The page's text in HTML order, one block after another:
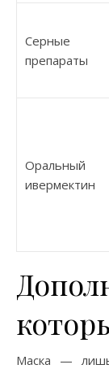
Серные
препараты
Оральный
ивермектин
Маска —